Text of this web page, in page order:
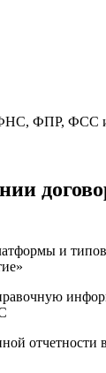
ФПР, ФСС и
и
отчетности